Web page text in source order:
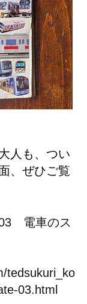
人も、つい
、ぜひご覧
03 電車のス
tedsukuri_ko
03.html